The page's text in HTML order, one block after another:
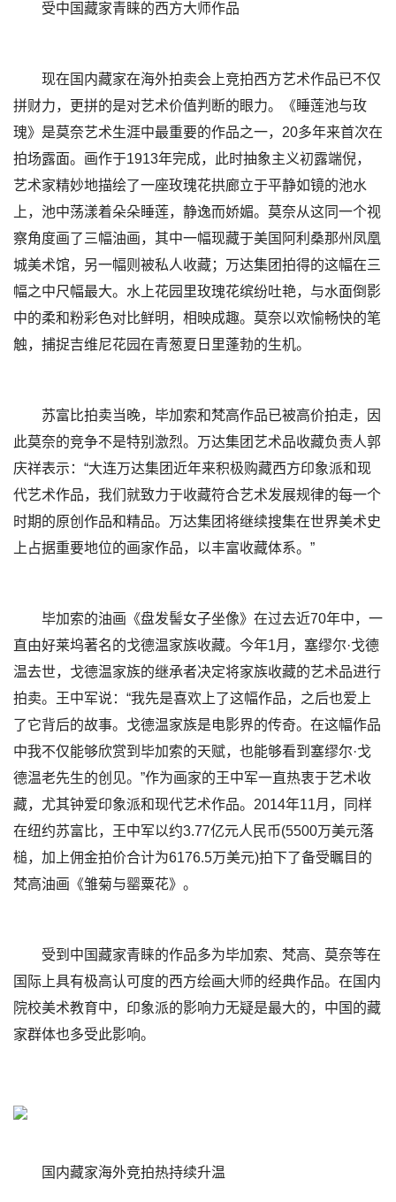
受中国藏家青睐的西方大师作品
现在国内藏家在海外拍卖会上竞拍西方艺术作品已不仅
拼财力，更拼的是对艺术价值判断的眼力。《睡莲池与玫
瑰》是莫奈艺术生涯中最重要的作品之一，20多年来首次在
拍场露面。画作于1913年完成，此时抽象主义初露端倪，
艺术家精妙地描绘了一座玫瑰花拱廊立于平静如镜的池水
上，池中荡漾着朵朵睡莲，静逸而娇媚。莫奈从这同一个视
察角度画了三幅油画，其中一幅现藏于美国阿利桑那州凤凰
城美术馆，另一幅则被私人收藏；万达集团拍得的这幅在三
幅之中尺幅最大。水上花园里玫瑰花缤纷吐艳，与水面倒影
中的柔和粉彩色对比鲜明，相映成趣。莫奈以欢愉畅快的笔
触，捕捉吉维尼花园在青葱夏日里蓬勃的生机。
苏富比拍卖当晚，毕加索和梵高作品已被高价拍走，因
此莫奈的竞争不是特别激烈。万达集团艺术品收藏负责人郭
庆祥表示：“大连万达集团近年来积极购藏西方印象派和现
代艺术作品，我们就致力于收藏符合艺术发展规律的每一个
时期的原创作品和精品。万达集团将继续搜集在世界美术史
上占据重要地位的画家作品，以丰富收藏体系。”
毕加索的油画《盘发髻女子坐像》在过去近70年中，一
直由好莱坞著名的戈德温家族收藏。今年1月，塞缪尔·戈德
温去世，戈德温家族的继承者决定将家族收藏的艺术品进行
拍卖。王中军说：“我先是喜欢上了这幅作品，之后也爱上
了它背后的故事。戈德温家族是电影界的传奇。在这幅作品
中我不仅能够欣赏到毕加索的天赋，也能够看到塞缪尔·戈
德温老先生的创见。”作为画家的王中军一直热衷于艺术收
藏，尤其钟爱印象派和现代艺术作品。2014年11月，同样
在纽约苏富比，王中军以约3.77亿元人民币(5500万美元落
槌，加上佣金拍价合计为6176.5万美元)拍下了备受瞩目的
梵高油画《雏菊与罂粟花》。
受到中国藏家青睐的作品多为毕加索、梵高、莫奈等在
国际上具有极高认可度的西方绘画大师的经典作品。在国内
院校美术教育中，印象派的影响力无疑是最大的，中国的藏
家群体也多受此影响。
国内藏家海外竞拍热持续升温